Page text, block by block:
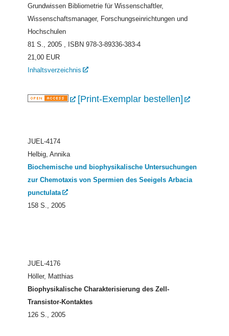
Grundwissen Bibliometrie für Wissenschaftler,
Wissenschaftsmanager, Forschungseinrichtungen und
Hochschulen
81 S., 2005 , ISBN 978-3-89336-383-4
21,00 EUR
Inhaltsverzeichnis
[Print-Exemplar bestellen]
JUEL-4174
Helbig, Annika
Biochemische und biophysikalische Untersuchungen
zur Chemotaxis von Spermien des Seeigels Arbacia
punctulata
158 S., 2005
JUEL-4176
Höller, Matthias
Biophysikalische Charakterisierung des Zell-
Transistor-Kontaktes
126 S., 2005